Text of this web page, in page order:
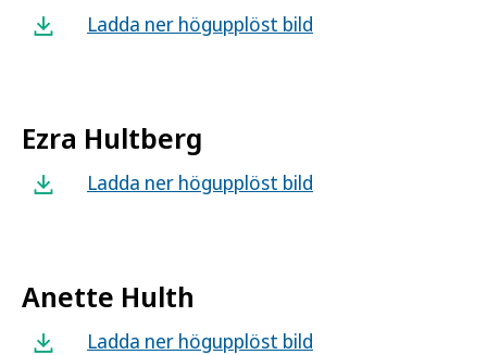
Ladda ner högupplöst bild
Ezra Hultberg
Ladda ner högupplöst bild
Anette Hulth
Ladda ner högupplöst bild